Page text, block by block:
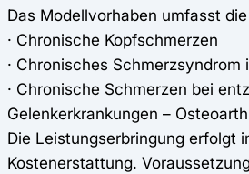
Das Modellvorhaben umfasst
· Chronische Kopfschmerzen
· Chronisches Schmerzsyndrom
· Chronische Schmerzen bei
Gelenkerkrankungen –
Die Leistungserbringung erfolgt
Kostenerstattung.